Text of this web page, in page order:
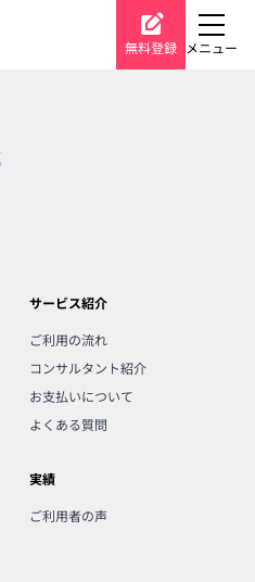
無料登録 メニュー
サービス紹介
ご利用の流れ
コンサルタント紹介
お支払いについて
よくある質問
実績
ご利用者の声